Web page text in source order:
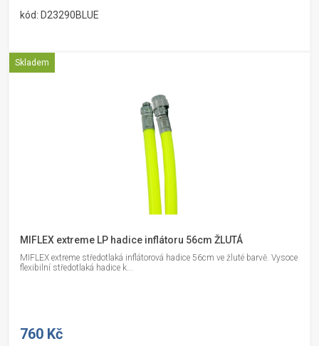
kód: D23290BLUE
Skladem
MIFLEX extreme LP hadice inflátoru 56cm ŽLUTÁ
MIFLEX extreme středotlaká inflátorová hadice 56cm ve žluté barvě. Vysoce
flexibilní středotlaká hadice k...
760 Kč